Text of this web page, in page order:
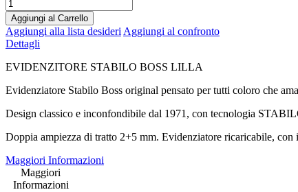
Aggiungi al Carrello
Aggiungi alla lista desideri Aggiungi al confronto
Dettagli
EVIDENZITORE STABILO BOSS LILLA
Evidenziatore Stabilo Boss original pensato per tutti coloro che
Design classico e inconfondibile dal 1971, con tecnologia
Doppia ampiezza di tratto 2+5 mm. Evidenziatore ricaricabile,
Maggiori Informazioni
Maggiori
Informazioni